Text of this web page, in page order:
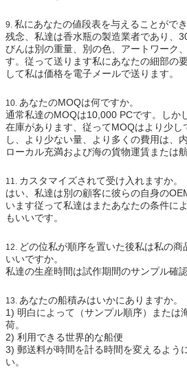
9. 私にあなたの値段表を与えることができ
残念、私達は香水瓶の製造業者であり、
びんは別の重量、別の色、アートワーク
す。従って送ります私にあなたの細部の
して私は価格を電子メールで送ります。
10. あなたのMOQは何ですか。
通常私達のMOQは10,000 PCです。しか
在庫があります、従ってMOQはより少し
し、より少ない量、より多くの費用は、
ローカル充満および海の貨物運賃または
11. カスタマイズされて受け入れますか。
はい、私達は別の顧客に彼らの自身の
います従って私達はまたあなたの条件に
もいいです。
12. どの位私が順序を置いた後私は私の
いいですか。
私達の生産時間は試作期間のサンプル確
13. あなたの船積みはいかにありますか。
1) 明白によって（サンプル順序）または
荷。
2) 利用できる世界的な船便
3) 郵送料が時間を計る時間を変えるよう
い。